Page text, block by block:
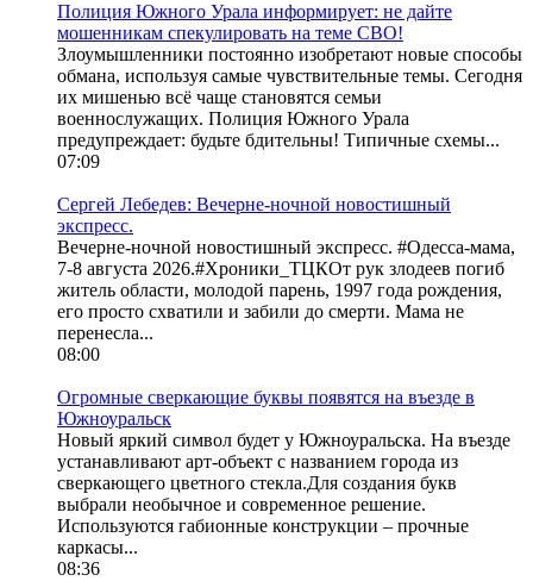
Полиция Южного Урала информирует: не дайте
мошенникам спекулировать на теме СВО!
Злоумышленники постоянно изобретают новые способы
обмана, используя самые чувствительные темы. Сегодня
их мишенью всё чаще становятся семьи
военнослужащих. Полиция Южного Урала
предупреждает: будьте бдительны! Типичные схемы...
07:09
Сергей Лебедев: Вечерне-ночной новостишный
экспресс.
Вечерне-ночной новостишный экспресс. #Одесса-мама,
7-8 августа 2026.#Хроники_ТЦКОт рук злодеев погиб
житель области, молодой парень, 1997 года рождения,
его просто схватили и забили до смерти. Мама не
перенесла...
08:00
Огромные сверкающие буквы появятся на въезде в
Южноуральск
Новый яркий символ будет у Южноуральска. На въезде
устанавливают арт-объект с названием города из
сверкающего цветного стекла.Для создания букв
выбрали необычное и современное решение.
Используются габионные конструкции – прочные
каркасы...
08:36